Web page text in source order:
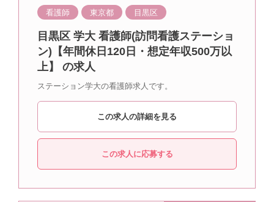
看護師 東京都 目黒区
目黒区 学大 看護師(訪問看護ステーショ
ン)【年間休日120日・想定年収500万以
上】 の求人
ステーション学大の看護師求人です。
この求人の詳細を見る
この求人に応募する